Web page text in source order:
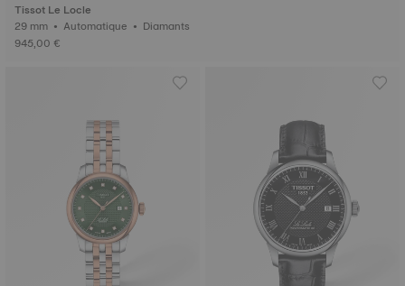
Tissot Le Locle
29 mm • Automatique • Diamants
945,00 €